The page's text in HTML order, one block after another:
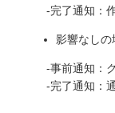
-完了通知：作
影響なしの
-事前通知：ク
-完了通知：通